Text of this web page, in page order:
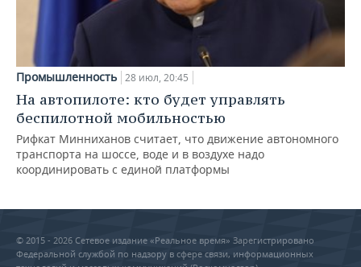
Промышленность 28 июл, 20:45
На автопилоте: кто будет управлять
беспилотной мобильностью
Рифкат Минниханов считает, что движение автономного
транспорта на шоссе, воде и в воздухе надо
координировать с единой платформы
© 2015 - 2026 Сетевое издание «Реальное время» Зарегистрировано
Федеральной службой по надзору в сфере связи, информационных